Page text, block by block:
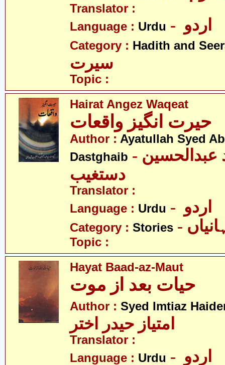
Translator :
Language : Urdu
Category : Hadith and
سیرت
Topic :
Hairat Angez Waqeat
Author : Ayatullah Syed
Dastghaib - آیت اللہ سیّد عبدالحسین
دستغیب
Translator :
Language : Urdu
Category : Stories
Topic :
Hayat Baad-az-Maut
Author : Syed Imtiaz
امتیاز حیدر اختر
Translator :
Language : Urdu